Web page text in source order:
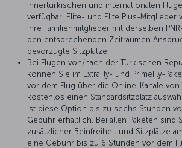
innertürkischen und internationalen
verfügbar. Elite- und Elite Plus-Mitglieder
ihre Familienmitglieder mit derselben
den entsprechenden Zeiträumen
bevorzugte Sitzplätze.
Bei Flügen von/nach der Türkischen
können Sie im ExtraFly- und PrimeFly-
vor dem Flug über die Online-Kanäle von
kostenlos einen Standardsitzplatz
ist diese Option bis zu sechs Stunden
Gebühr erhältlich. Bei allen Paketen sind
zusätzlicher Beinfreiheit und Sitzplätze
eine Gebühr bis zu 6 Stunden vor dem